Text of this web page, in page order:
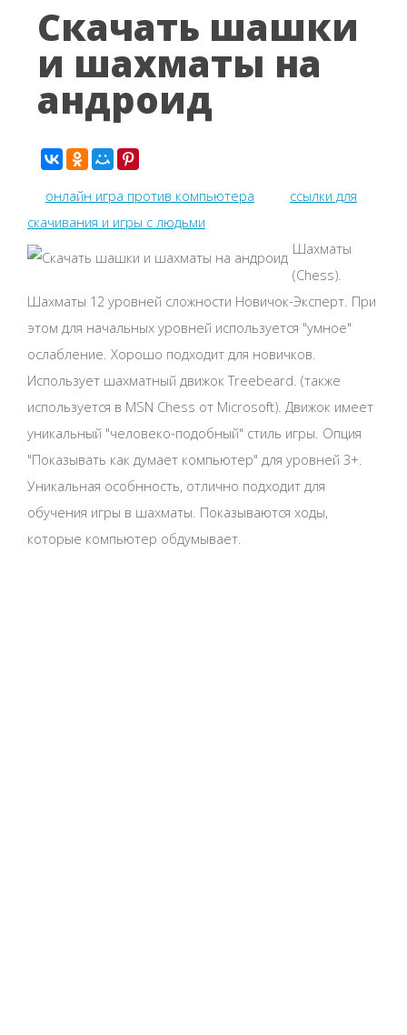
Скачать шашки
и шахматы на
андроид
онлайн игра против компьютера
ссылки для
скачивания и игры с людьми
Шахматы
(Chess).
Шахматы 12 уровней сложности Новичок-Эксперт. При
этом для начальных уровней используется "умное"
ослабление. Хорошо подходит для новичков.
Использует шахматный движок Treebeard. (также
используется в MSN Chess от Microsoft). Движок имеет
уникальный "человеко-подобный" стиль игры. Опция
"Показывать как думает компьютер" для уровней 3+.
Уникальная особнность, отлично подходит для
обучения игры в шахматы. Показываются ходы,
которые компьютер обдумывает.